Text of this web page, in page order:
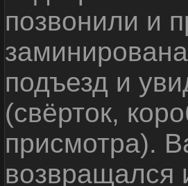
позвонили и
подъезд и
(свёрток,
присмотра).
возвращался